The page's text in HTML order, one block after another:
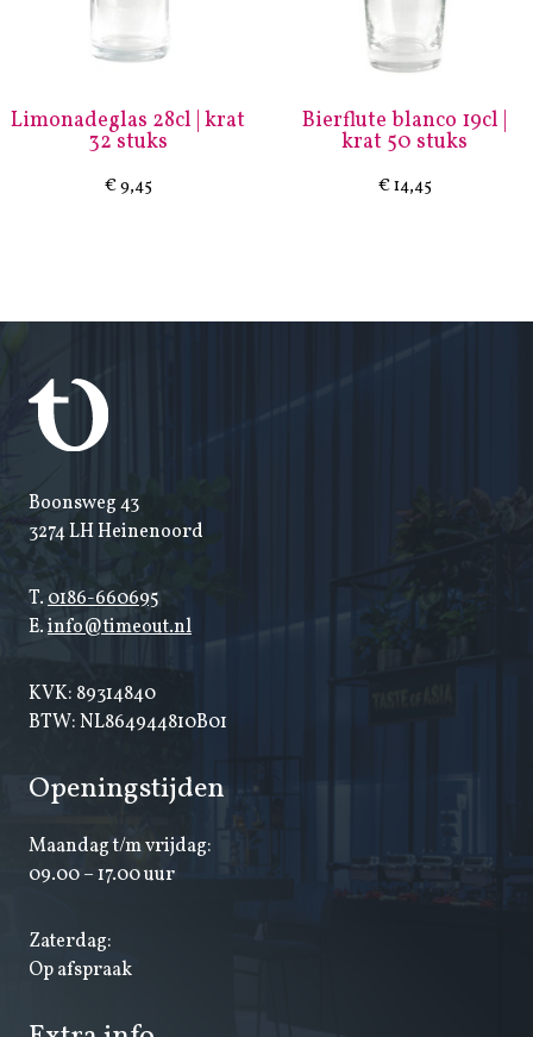
Limonadeglas 28cl | krat
32 stuks
€9,45
Bierflute blanco 19cl |
krat 50 stuks
€14,45
Boonsweg 43
3274 LH Heinenoord
T.0186-660695
E.info@timeout.nl
KVK: 89314840
BTW: NL864944810B01
Openingstijden
Maandag t/m vrijdag:
09.00 – 17.00 uur
Zaterdag:
Op afspraak